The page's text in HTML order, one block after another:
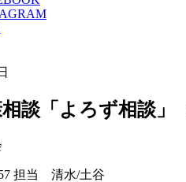
談「よろず相談」
担当 清水/土谷